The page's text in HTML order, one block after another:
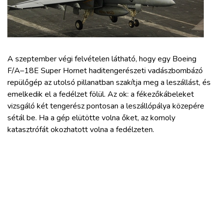
ZÖLDÚT
HAJÓZÁS
BLOG
ARCHÍVUM
WEBSHOP
A szeptember végi felvételen látható, hogy egy Boeing
F/A–18E Super Hornet haditengerészeti vadászbombázó
repülőgép az utolsó pillanatban szakítja meg a leszállást, és
emelkedik el a fedélzet fölül. Az ok: a fékezőkábeleket
vizsgáló két tengerész pontosan a leszállópálya közepére
sétál be. Ha a gép elütötte volna őket, az komoly
katasztrófát okozhatott volna a fedélzeten.